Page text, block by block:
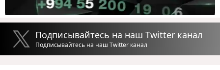
Подписывайтесь на наш Twitter канал
Подписывайтесь на наш Twitter канал